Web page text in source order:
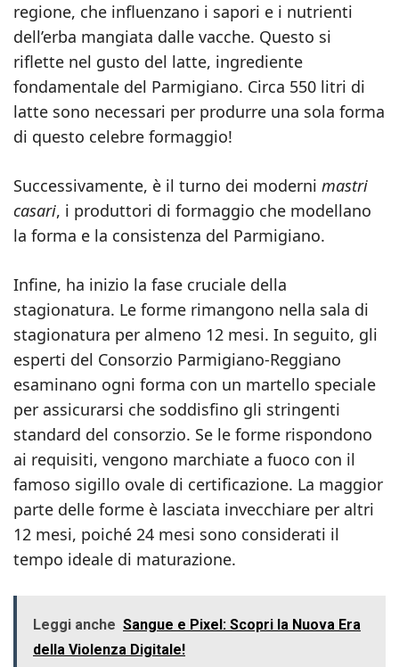
regione, che influenzano i sapori e i nutrienti
dell’erba mangiata dalle vacche. Questo si
riflette nel gusto del latte, ingrediente
fondamentale del Parmigiano. Circa 550 litri di
latte sono necessari per produrre una sola forma
di questo celebre formaggio!
Successivamente, è il turno dei moderni mastri
casari, i produttori di formaggio che modellano
la forma e la consistenza del Parmigiano.
Infine, ha inizio la fase cruciale della
stagionatura. Le forme rimangono nella sala di
stagionatura per almeno 12 mesi. In seguito, gli
esperti del Consorzio Parmigiano-Reggiano
esaminano ogni forma con un martello speciale
per assicurarsi che soddisfino gli stringenti
standard del consorzio. Se le forme rispondono
ai requisiti, vengono marchiate a fuoco con il
famoso sigillo ovale di certificazione. La maggior
parte delle forme è lasciata invecchiare per altri
12 mesi, poiché 24 mesi sono considerati il
tempo ideale di maturazione.
Leggi anche Sangue e Pixel: Scopri la Nuova Era
della Violenza Digitale!